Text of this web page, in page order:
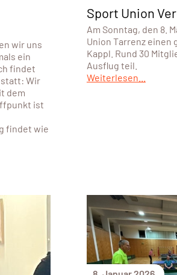
wir uns
ein
findet
statt: Wir
dem
ist
findet wie
Sport Union
Am Sonntag, den 8.
Union Tarrenz einen
Kappl. Rund 30
Ausflug teil.
Weiterlesen...